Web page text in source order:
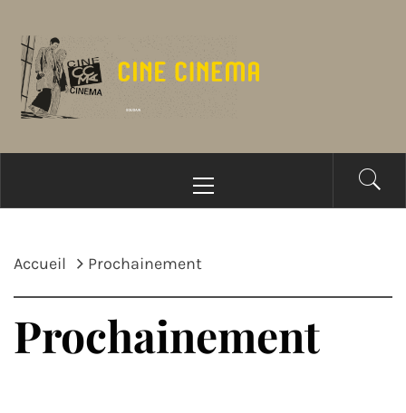
contenu
principal
Accueil Prochainement
Prochainement